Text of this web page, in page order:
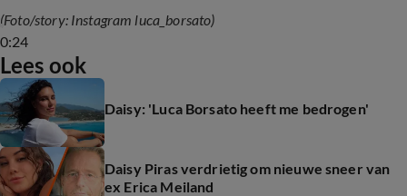
0:24
(Foto/story: Instagram luca_borsato)
Lees ook
Daisy: 'Luca Borsato heeft me bedrogen'
Daisy Piras verdrietig om nieuwe sneer van
ex Erica Meiland